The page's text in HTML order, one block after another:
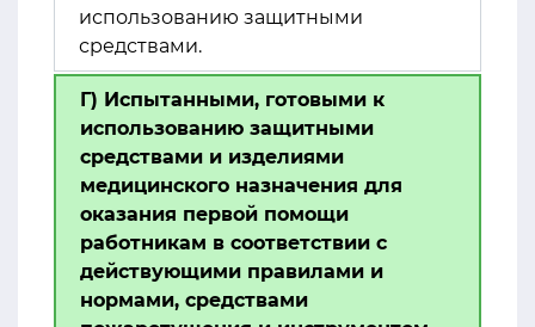
использованию защитными
средствами.
Г) Испытанными, готовыми к
использованию защитными
средствами и изделиями
медицинского назначения для
оказания первой помощи
работникам в соответствии с
действующими правилами и
нормами, средствами